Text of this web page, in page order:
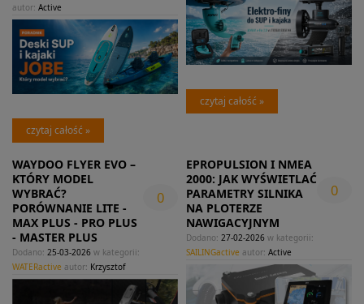
autor: Active
czytaj całość »
czytaj całość »
WAYDOO FLYER EVO –
KTÓRY MODEL
WYBRAĆ?
PORÓWNANIE LITE -
MAX PLUS - PRO PLUS
- MASTER PLUS
0
Dodano: 25-03-2026 w kategorii:
WATERactive autor: Krzysztof
EPROPULSION I NMEA
2000: JAK WYŚWIETLAĆ
PARAMETRY SILNIKA
NA PLOTERZE
NAWIGACYJNYM
0
Dodano: 27-02-2026 w kategorii:
SAILINGactive autor: Active